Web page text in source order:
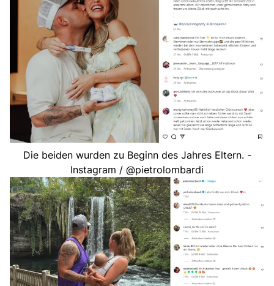
Die beiden wurden zu Beginn des Jahres Eltern. -
Instagram / @pietrolombardi